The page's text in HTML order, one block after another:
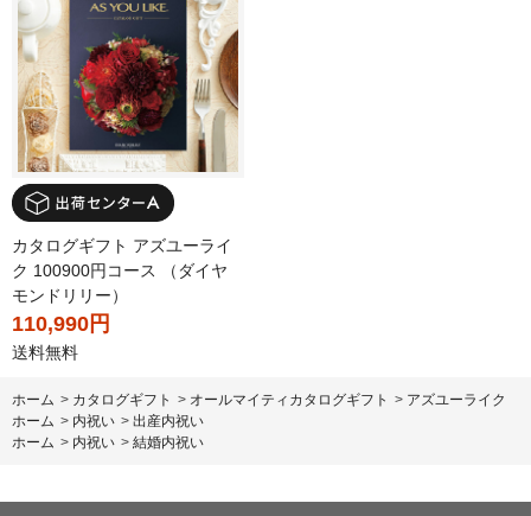
カタログギフト アズユーライ
ク 100900円コース （ダイヤ
モンドリリー）
110,990円
送料無料
ホーム > カタログギフト > オールマイティカタログギフト > アズユーライク
ホーム > 内祝い > 出産内祝い
ホーム > 内祝い > 結婚内祝い